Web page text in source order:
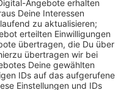
gemeinsam mit der
Mahnmal an der
Straße nieder. Am
Düsseldorf der Opfer
Spiel gegen den SSV